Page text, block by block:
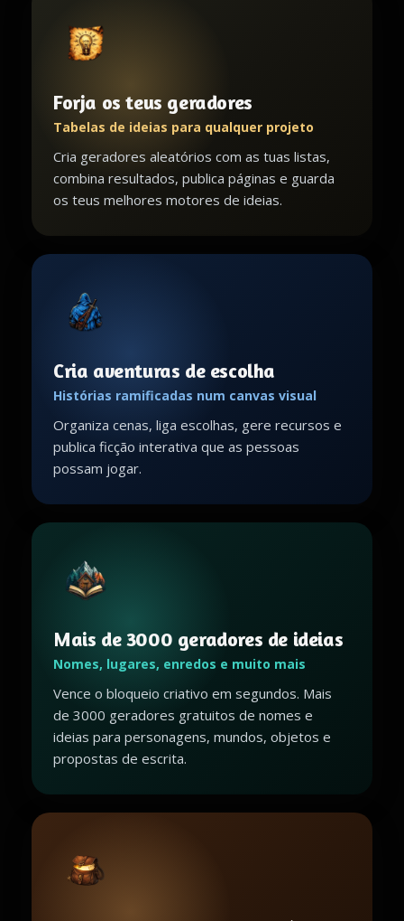
Forja os teus geradores
Tabelas de ideias para qualquer projeto
Cria geradores aleatórios com as tuas listas,
combina resultados, publica páginas e guarda
os teus melhores motores de ideias.
Cria aventuras de escolha
Histórias ramificadas num canvas visual
Organiza cenas, liga escolhas, gere recursos e
publica ficção interativa que as pessoas
possam jogar.
Mais de 3000 geradores de ideias
Nomes, lugares, enredos e muito mais
Vence o bloqueio criativo em segundos. Mais
de 3000 geradores gratuitos de nomes e
ideias para personagens, mundos, objetos e
propostas de escrita.